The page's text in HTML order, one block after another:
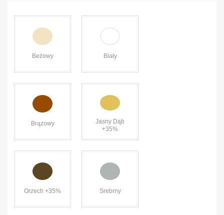
Beżowy Biały
Brązowy
Jasny Dąb
+35%
Orzech +35% Srebrny